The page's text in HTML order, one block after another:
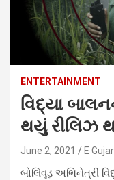
ENTERTAINMENT
વિદ્યા
થયું રીલિઝ
June 2, 2021 E
બોલિવૂડ અભિનેત્રી